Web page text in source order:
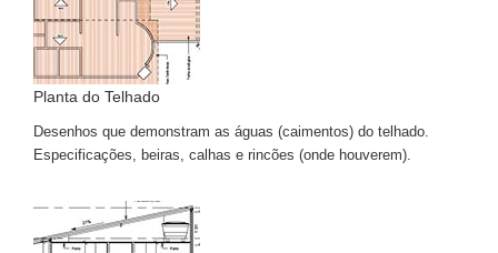
Planta do Telhado
Desenhos que demonstram as águas (caimentos) do telhado.
Especificações, beiras, calhas e rincões (onde houverem).